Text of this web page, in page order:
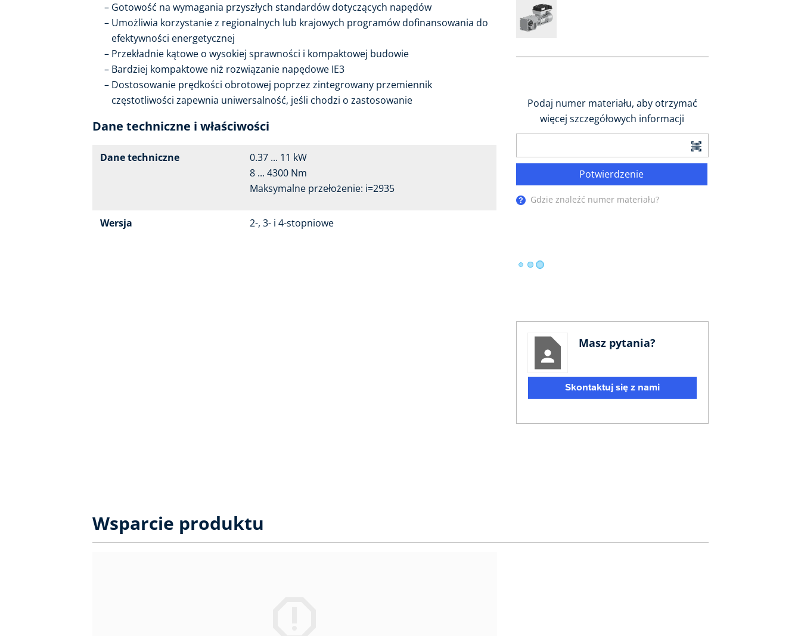
Gotowość na wymagania przyszłych standardów dotyczących napędów
Umożliwia korzystanie z regionalnych lub krajowych programów dofinansowania do
efektywności energetycznej
Przekładnie kątowe o wysokiej sprawności i kompaktowej budowie
Bardziej kompaktowe niż rozwiązanie napędowe IE3
Dostosowanie prędkości obrotowej poprzez zintegrowany przemiennik
częstotliwości zapewnia uniwersalność, jeśli chodzi o zastosowanie
Dane techniczne i właściwości
Dane techniczne
0.37 ... 11 kW
8 ... 4300 Nm
Maksymalne przełożenie: i=2935
Wersja 2-, 3- i 4-stopniowe
Podaj numer materiału, aby otrzymać
więcej szczegółowych informacji
Potwierdzenie
Gdzie znaleźć numer materiału?
Masz pytania?
Skontaktuj się z nami
Wsparcie produktu